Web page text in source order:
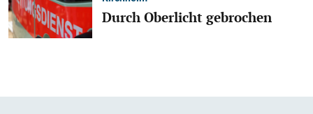
Durch Oberlicht gebrochen